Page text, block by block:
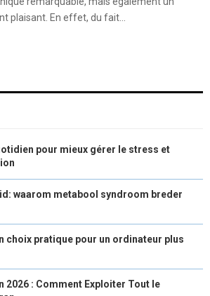
plaisant. En effet, du fait...
pour mieux gérer le stress et
waarom metabool syndroom breder
choix pratique pour un ordinateur plus
2026 : Comment Exploiter Tout le